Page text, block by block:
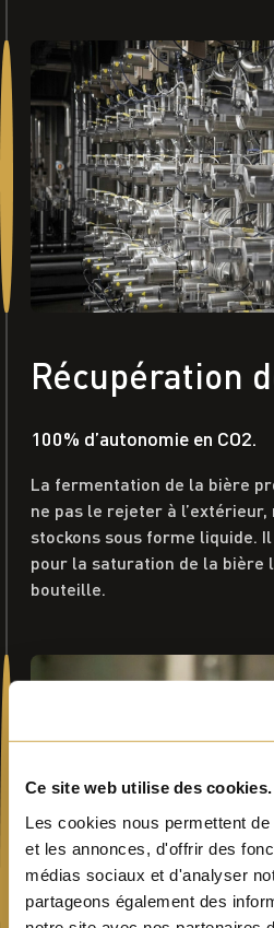
Ce site web utilise des cookies.
Les cookies nous permettent
et les annonces, d'offrir des
médias sociaux et d'analyser
partageons également des
Récupération
100% d’autonomie en CO2.
La fermentation de la bière
ne pas le rejeter à
stockons sous forme liquide.
pour la saturation de la bière
bouteille.